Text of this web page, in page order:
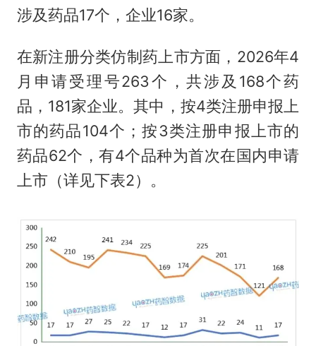
涉及药品17个，企业16家。
在新注册分类仿制药上市方面，2026年4
月申请受理号263个，共涉及168个药
品，181家企业。其中，按4类注册申报上
市的药品104个；按3类注册申报上市的
药品62个，有4个品种为首次在国内申请
上市（详见下表2）。